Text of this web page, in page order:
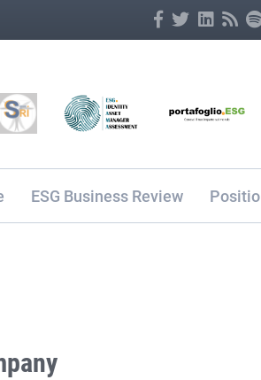
ESG Business Review